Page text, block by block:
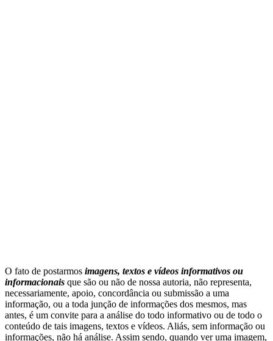
O fato de postarmos imagens, textos e vídeos informativos ou
informacionais que são ou não de nossa autoria, não representa,
necessariamente, apoio, concordância ou submissão a uma
informação, ou a toda junção de informações dos mesmos, mas
antes, é um convite para a análise do todo informativo ou de todo o
conteúdo de tais imagens, textos e vídeos. Aliás, sem informação ou
informações, não há análise. Assim sendo, quando ver uma imagem,